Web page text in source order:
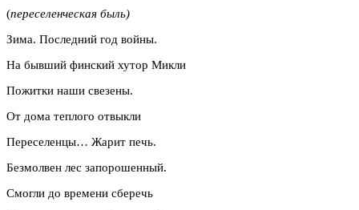
(переселенческая быль)
Зима. Последний год войны.
На бывший финский хутор Микли
Пожитки наши свезены.
От дома теплого отвыкли
Переселенцы… Жарит печь.
Безмолвен лес запорошенный.
Смогли до времени сберечь